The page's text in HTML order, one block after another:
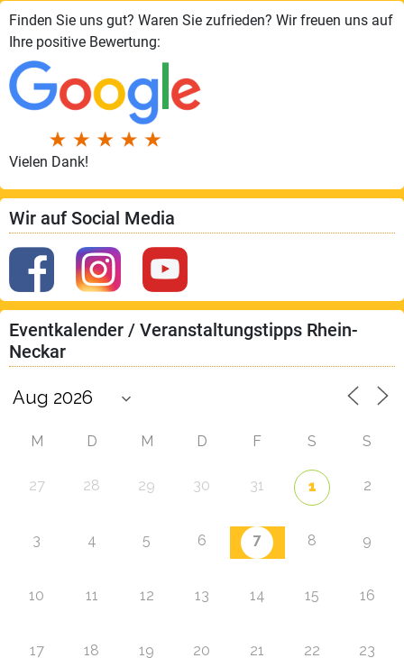
Finden Sie uns gut? Waren Sie zufrieden? Wir freuen uns auf
Ihre positive Bewertung:
Vielen Dank!
Wir auf Social Media
Eventkalender / Veranstaltungstipps Rhein-
Neckar
M D M D F S S
27 28 29 30 31 1 2
3 4 5 6 7 8 9
10 11 12 13 14 15 16
17 18 19 20 21 22 23